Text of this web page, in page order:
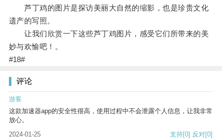
芦丁鸡的图片是探访美丽大自然的缩影，也是珍贵文化
遗产的写照。
让我们欣赏一下这些芦丁鸡图片，感受它们所带来的美
妙与欢愉吧！。
#18#
评论
游客
这款加速器app的安全性很高，使用过程中不会泄露个人信息，让我非常
放心。
2024-01-25
支持[0] 反对[0]